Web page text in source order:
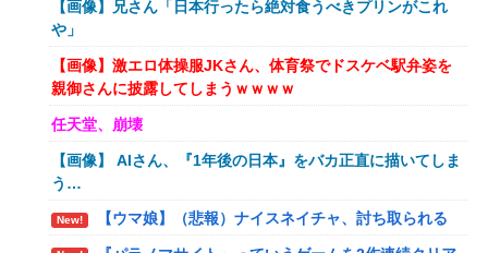
【画像】兄さん「日本行ったら絶対食うべきプリンがこれ
や」
【画像】激エロ体操服JKさん、体育祭でドスケベ駅弁姿を
親御さんに披露してしまうｗｗｗｗ
任天堂、崩壊
【画像】 AIさん、『1年後の日本』をバカ正直に描いてしま
う…
New! 【ウマ娘】（悲報）ナイスネイチャ、討ち取られる